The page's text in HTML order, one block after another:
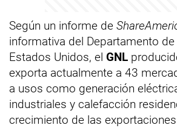
Según un informe de
informativa del Departamento
Estados Unidos, el GNL
exporta actualmente a 43
a usos como generación
industriales y calefacción
crecimiento de las